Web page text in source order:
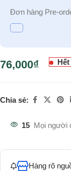
Đơn hàng Pre-
76,000₫
Chia sẻ:
15 Mọi người
Hàng rõ